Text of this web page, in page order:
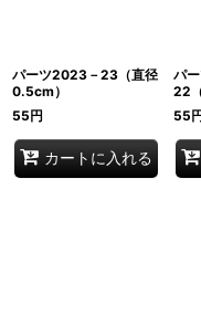
パーツ2023－23（直径
0.5cm）
55円
カートに入れる
パ
22
55